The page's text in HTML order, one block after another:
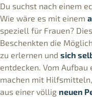
Du suchst nach einem
Wie wäre es mit einem
speziell für Frauen?
Beschenkten die
zu erlernen und sich
entdecken. Vom
machen mit
aus einer völlig neuen